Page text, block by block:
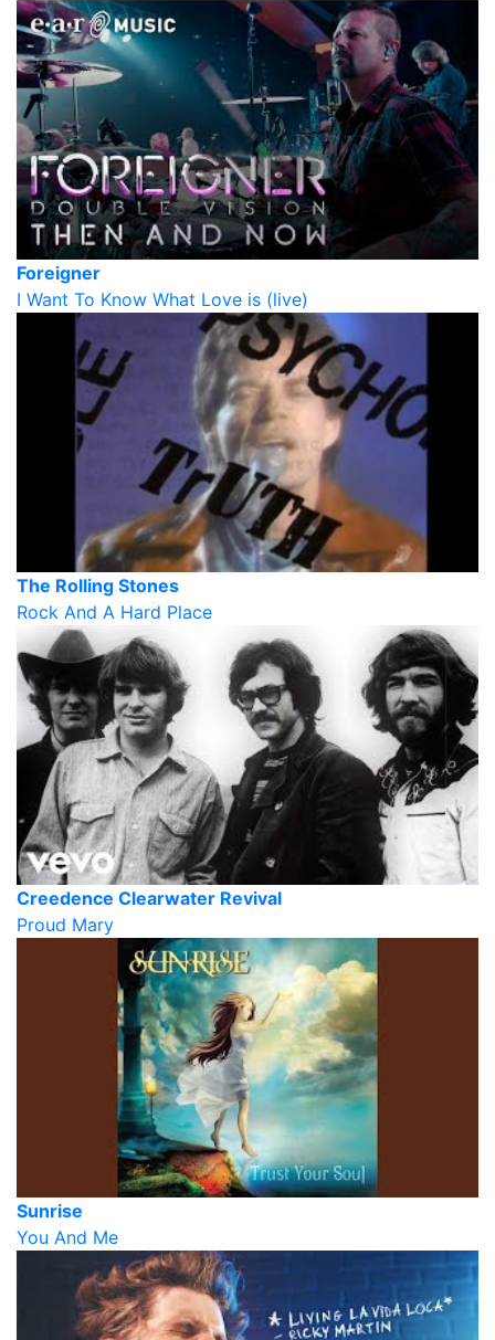
Foreigner
I Want To Know What Love is (live)
The Rolling Stones
Rock And A Hard Place
Creedence Clearwater Revival
Proud Mary
Sunrise
You And Me